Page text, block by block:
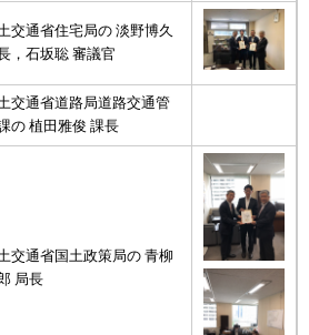
交通省住宅局の 淡野博久
，石坂聡 審議官
交通省道路局道路交通管
の 植田雅俊 課長
交通省国土政策局の 青柳
局長